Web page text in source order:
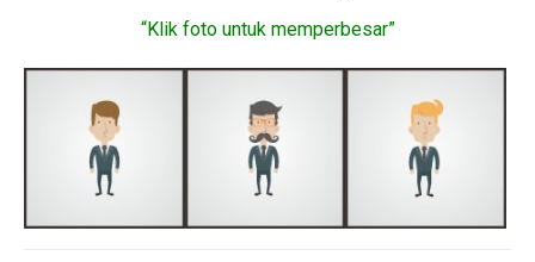
“Klik foto untuk memperbesar”